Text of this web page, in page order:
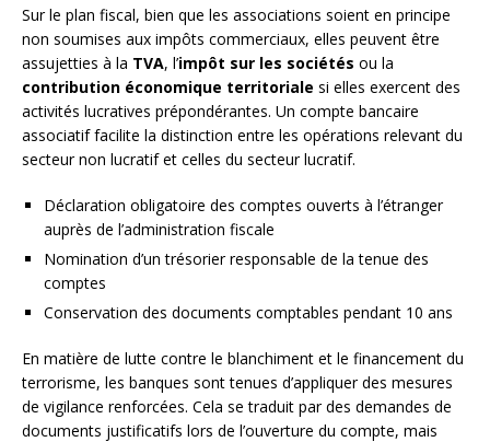
Sur le plan fiscal, bien que les associations soient en principe
non soumises aux impôts commerciaux, elles peuvent être
assujetties à la TVA, l’impôt sur les sociétés ou la
contribution économique territoriale si elles exercent des
activités lucratives prépondérantes. Un compte bancaire
associatif facilite la distinction entre les opérations relevant du
secteur non lucratif et celles du secteur lucratif.
Déclaration obligatoire des comptes ouverts à l’étranger
auprès de l’administration fiscale
Nomination d’un trésorier responsable de la tenue des
comptes
Conservation des documents comptables pendant 10 ans
En matière de lutte contre le blanchiment et le financement du
terrorisme, les banques sont tenues d’appliquer des mesures
de vigilance renforcées. Cela se traduit par des demandes de
documents justificatifs lors de l’ouverture du compte, mais